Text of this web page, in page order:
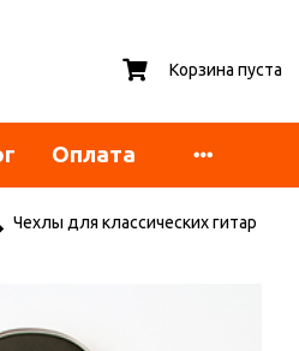
Корзина пуста
Оплата
Чехлы для классических гитар